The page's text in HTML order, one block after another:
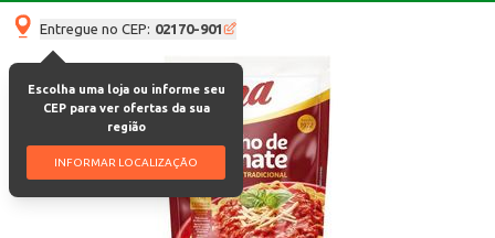
Entregue no CEP: 02170-901
Escolha uma loja ou informe seu
CEP para ver ofertas da sua
região
INFORMAR LOCALIZAÇÃO